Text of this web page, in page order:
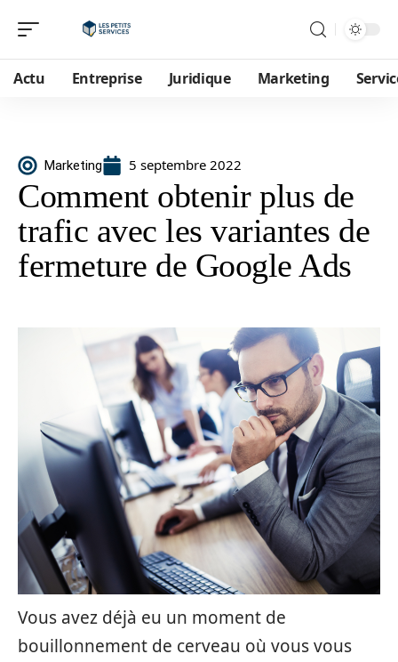
Actu Entreprise Juridique Marketing
Marketing 5 septembre 2022
Comment obtenir plus de
trafic avec les variantes de
fermeture de Google Ads
Vous avez déjà eu un moment de
bouillonnement de cerveau où vous vous